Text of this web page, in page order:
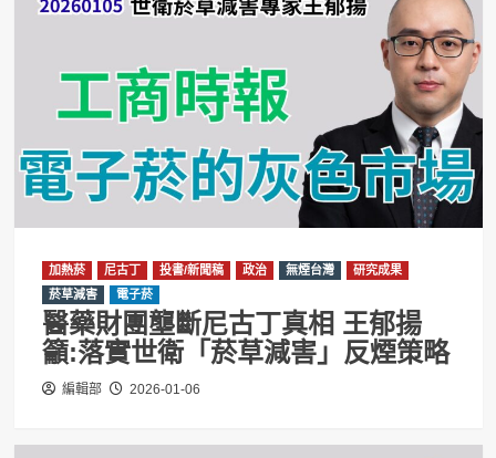
加熱菸 尼古丁 投書/新聞稿 政治 無煙台灣
研究成果
菸草減害
電子菸
醫藥財團壟斷尼古丁真相 王郁揚
籲:落實世衛「菸草減害」反煙策略
編輯部 2026-01-06